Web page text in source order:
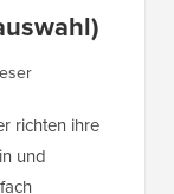
richten ihre
und